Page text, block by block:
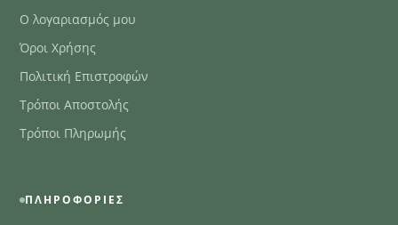
Ο λογαριασμός μου
Όροι Χρήσης
Πολιτική Επιστροφών
Τρόποι Αποστολής
Τρόποι Πληρωμής
ΠΛΗΡΟΦΟΡΊΕΣ